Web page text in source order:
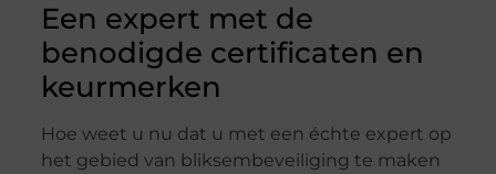
Een expert met de
benodigde certificaten en
keurmerken
Hoe weet u nu dat u met een échte expert op
het gebied van bliksembeveiliging te maken